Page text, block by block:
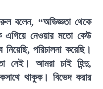
বলেন, “অভিজ্ঞতা থেকে
এগিয়ে নেওয়ার মতো কেউ
পরিচালনা করেছি।
নেই। আমরা চাই হিন্দু,
থাকুক। বিভেদ করার